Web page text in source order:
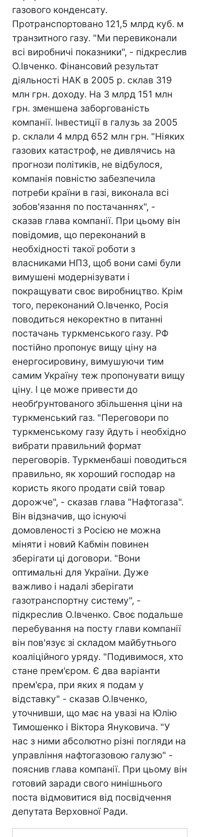
газового конденсату.
Протранспортовано 121,5 млрд куб. м
транзитного газу. "Ми перевиконали
всі виробничі показники", - підкреслив
О.Івченко. Фінансовий результат
діяльності НАК в 2005 р. склав 319
млн грн. доходу. На 3 млрд 151 млн
грн. зменшена заборгованість
компанії. Інвестиції в галузь за 2005
р. склали 4 млрд 652 млн грн. "Ніяких
газових катастроф, не дивлячись на
прогнози політиків, не відбулося,
компанія повністю забезпечила
потреби країни в газі, виконала всі
зобов'язання по постачаннях", -
сказав глава компанії. При цьому він
повідомив, що переконаний в
необхідності такої роботи з
власниками НПЗ, щоб вони самі були
вимушені модернізувати і
покращувати своє виробництво. Крім
того, переконаний О.Івченко, Росія
поводиться некоректно в питанні
постачань туркменського газу. РФ
постійно пропонує вищу ціну на
енергосировину, вимушуючи тим
самим Україну теж пропонувати вищу
ціну. І це може привести до
необґрунтованого збільшення ціни на
туркменський газ. "Переговори по
туркменському газу йдуть і необхідно
вибрати правильний формат
переговорів. Туркменбаші поводиться
правильно, як хороший господар на
користь якого продати свій товар
дорожче", - сказав глава "Нафтогаза".
Він відзначив, що існуючі
домовленості з Росією не можна
міняти і новий Кабмін повинен
зберігати ці договори. "Вони
оптимальні для України. Дуже
важливо і надалі зберігати
газотранспортну систему", -
підкреслив О.Івченко. Своє подальше
перебування на посту глави компанії
він пов'язує зі складом майбутнього
коаліційного уряду. "Подивимося, хто
стане прем'єром. Є два варіанти
прем'єра, при яких я подам у
відставку" - сказав О.Івченко,
уточнивши, що має на увазі на Юлію
Тимошенко і Віктора Януковича. "У
нас з ними абсолютно різні погляди на
управління нафтогазовою галузю" -
пояснив глава компанії. При цьому він
готовий заради свого нинішнього
поста відмовитися від посвідчення
депутата Верховної Ради.